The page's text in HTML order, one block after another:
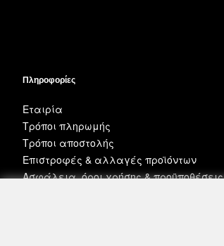
Πληροφορίες
Εταιρία
Τρόποι πληρωμής
Τρόποι αποστολής
Επιστροφές & αλλαγές προϊόντων
Ασφάλεια, όροι χρήσης & προϋποθέσεις